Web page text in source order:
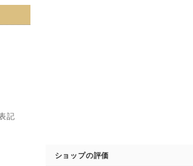
記
ショップの評価